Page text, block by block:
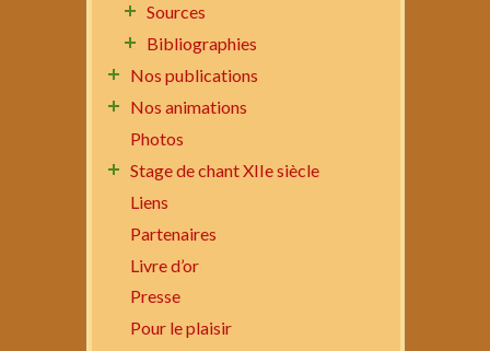
Sources
Bibliographies
Nos publications
Nos animations
Photos
Stage de chant XIIe siècle
Liens
Partenaires
Livre d’or
Presse
Pour le plaisir